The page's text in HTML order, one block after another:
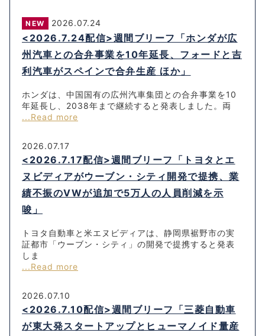
NEW 2026.07.24
<2026.7.24配信>週間ブリーフ「ホンダが広
州汽車との合弁事業を10年延長、フォードと吉
利汽車がスペインで合弁生産 ほか」
ホンダは、中国国有の広州汽車集団との合弁事業を10
年延長し、2038年まで継続すると発表しました。両
...Read more
2026.07.17
<2026.7.17配信>週間ブリーフ「トヨタとエ
ヌビディアがウーブン・シティ開発で提携、業
績不振のVWが追加で5万人の人員削減を示
唆」
トヨタ自動車と米エヌビディアは、静岡県裾野市の実
証都市「ウーブン・シティ」の開発で提携すると発表
しま
...Read more
2026.07.10
<2026.7.10配信>週間ブリーフ「三菱自動車
が東大発スタートアップとヒューマノイド量産